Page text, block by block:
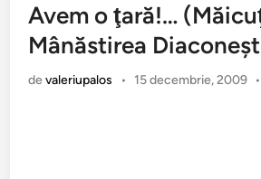
Avem o ţară!…
Mânăstirea
devaleriupalos • 15 decembrie, 2009 •